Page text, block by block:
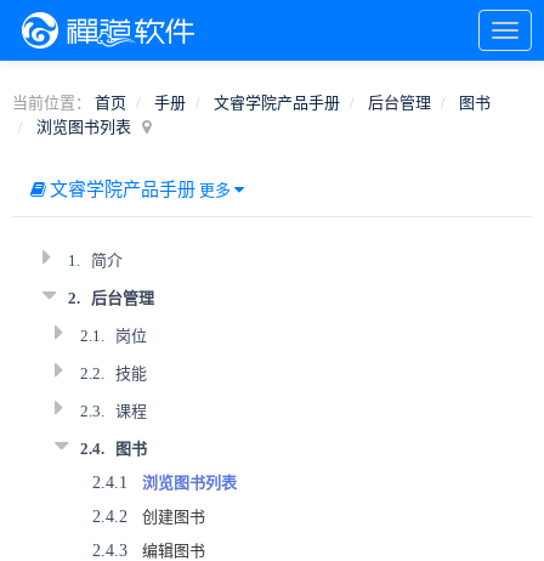
当前位置： 首页 手册 文睿学院产品手册 后台管理
图书
浏览图书列表
文睿学院产品手册 更多
1. 简介
2. 后台管理
2.1. 岗位
2.2. 技能
2.3. 课程
2.4.
图书
2.4.1
浏览图书列表
2.4.2
创建图书
2.4.3
编辑图书